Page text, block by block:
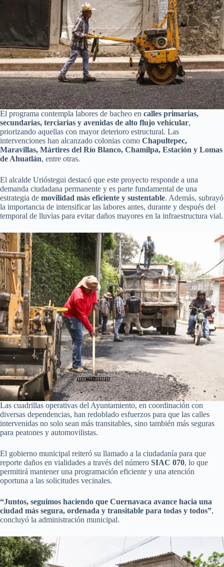
El programa contempla labores de bacheo en calles primarias,
secundarias, terciarias y avenidas de alto flujo vehicular,
priorizando aquellas con mayor deterioro estructural. Las
intervenciones han alcanzado colonias como Chapultepec,
Maravillas, Mártires del Río Blanco, Chamilpa, Estación y Lomas
de Ahuatlán, entre otras.
El alcalde Urióstegui destacó que este proyecto responde a una
demanda ciudadana permanente y es parte fundamental de una
estrategia de movilidad más eficiente y sustentable. Además, subrayó
la importancia de intensificar las labores antes, durante y después del
temporal de lluvias para evitar daños mayores en la infraestructura vial.
Las cuadrillas operativas del Ayuntamiento, en coordinación con
diversas dependencias, han redoblado esfuerzos para que las calles
intervenidas no solo sean más transitables, sino también más seguras
para peatones y automovilistas.
El gobierno municipal reiteró su llamado a la ciudadanía para que
reporte daños en vialidades a través del número SIAC 070, lo que
permitirá mantener una programación eficiente y una atención
oportuna a las solicitudes vecinales.
“Juntos, seguimos haciendo que Cuernavaca avance hacia una
ciudad más segura, ordenada y transitable para todas y todos”,
concluyó la administración municipal.